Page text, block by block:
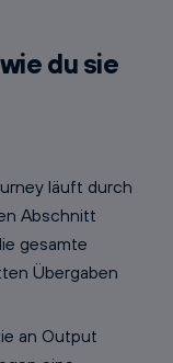
du sie
läuft durch
Abschnitt
gesamte
Übergaben
an Output